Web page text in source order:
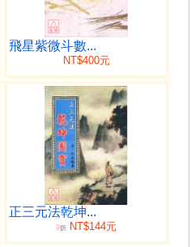
飛星紫微斗數...
NT$400元
正三元法乾坤...
9折 NT$144元